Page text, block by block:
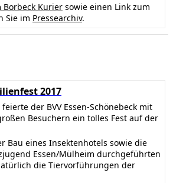
Borbeck Kurier sowie einen Link zum
Sie im Pressearchiv.
2017
der BVV Essen-Schönebeck mit
Besuchern ein tolles Fest auf der
Bau eines Insektenhotels sowie die
Essen/Mülheim durchgeführten
die Tiervorführungen der